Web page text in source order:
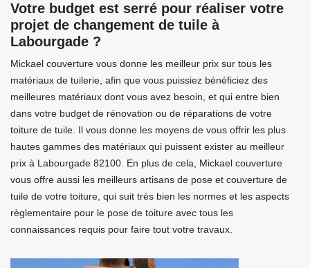
Votre budget est serré pour réaliser votre
projet de changement de tuile à
Labourgade ?
Mickael couverture vous donne les meilleur prix sur tous les
matériaux de tuilerie, afin que vous puissiez bénéficiez des
meilleures matériaux dont vous avez besoin, et qui entre bien
dans votre budget de rénovation ou de réparations de votre
toiture de tuile. Il vous donne les moyens de vous offrir les plus
hautes gammes des matériaux qui puissent exister au meilleur
prix à Labourgade 82100. En plus de cela, Mickael couverture
vous offre aussi les meilleurs artisans de pose et couverture de
tuile de votre toiture, qui suit très bien les normes et les aspects
règlementaire pour le pose de toiture avec tous les
connaissances requis pour faire tout votre travaux.